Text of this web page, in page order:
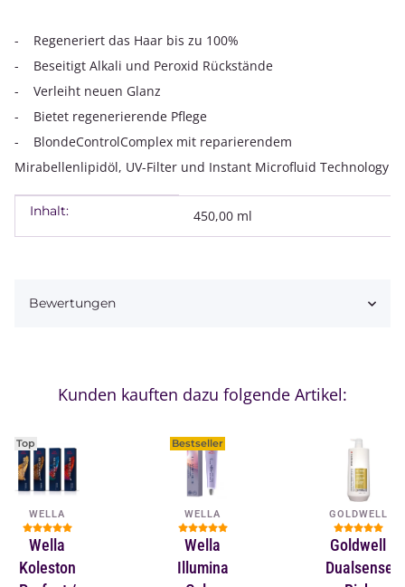
- Regeneriert das Haar bis zu 100%
- Beseitigt Alkali und Peroxid Rückstände
- Verleiht neuen Glanz
- Bietet regenerierende Pflege
- BlondeControlComplex mit reparierendem
Mirabellenlipidöl, UV-Filter und Instant Microfluid Technology
Produkteigenschaft
Wert
Inhalt: 450,00 ml
Bewertungen
Kunden kauften dazu folgende Artikel:
Top
WELLA
Wella
Koleston
Bestseller
WELLA
Wella
Illumina
GOLDWELL
Goldwell
Dualsenses